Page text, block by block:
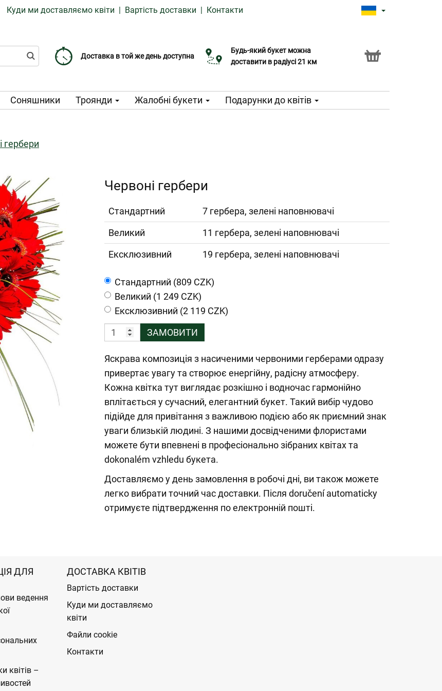
Куди ми доставляємо квіти | Вартість доставки | Контакти
Доставка в той же день доступна
Доставка від 99 CZK
Виберіть дату доставки
Будь-який букет можна
доставити в радіусі 21 км
Послуга Click & Collect
Соняшники Троянди Жалобні букети Подарунки до квітів
гербери
Червоні гербери
Cтандартний
7 гербера, зелені наповнювачі
Великий
11 гербера, зелені наповнювачі
Ексклюзивний
19 гербера, зелені наповнювачі
Cтандартний (809 CZK)
Великий (1 249 CZK)
Ексклюзивний (2 119 CZK)
ЗАМОВИТИ
Яскрава композиція з насиченими червоними герберами одразу
привертає увагу та створює енергійну, радісну атмосферу.
Кожна квітка тут виглядає розкішно і водночас гармонійно
вплітається у сучасний, елегантний букет. Такий вибір чудово
підійде для привітання з важливою подією або як приємний знак
уваги близькій людині. З нашими досвідченими флористами
можете бути впевнені в професіонально зібраних квітах та
dokonalém vzhledu букета.
Доставляємо у день замовлення в робочі дні, ви також можете
легко вибрати точний час доставки. Після doručení automaticky
отримуєте підтвердження по електронній пошті.
ДЛЯ
ведення
квітів –
ДОСТАВКА КВІТІВ
Вартість доставки
Куди ми доставляємо
квіти
Файли cookie
Контакти